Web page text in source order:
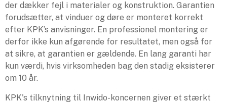
der dækker fejl i materialer og konstruktion. Garantien
forudsætter, at vinduer og døre er monteret korrekt
efter KPK’s anvisninger. En professionel montering er
derfor ikke kun afgørende for resultatet, men også for
at sikre, at garantien er gældende. En lang garanti har
kun værdi, hvis virksomheden bag den stadig eksisterer
om 10 år.
KPK's tilknytning til Inwido-koncernen giver et stærkt